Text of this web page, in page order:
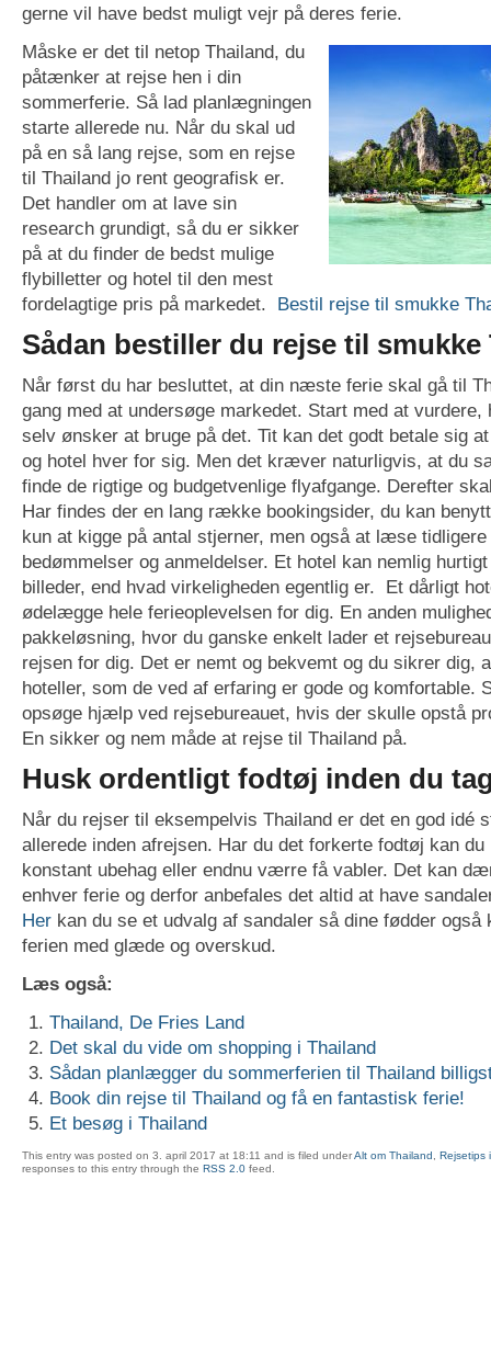
gerne vil have bedst muligt vejr på deres ferie.
Måske er det til netop Thailand, du
påtænker at rejse hen i din
sommerferie. Så lad planlægningen
starte allerede nu. Når du skal ud
på en så lang rejse, som en rejse
til Thailand jo rent geografisk er.
Det handler om at lave sin
research grundigt, så du er sikker
på at du finder de bedst mulige
flybilletter og hotel til den mest
fordelagtige pris på markedet. Bestil rejse til smukke
Sådan bestiller du rejse til smukke
Når først du har besluttet, at din næste ferie skal gå til
gang med at undersøge markedet. Start med at vurdere,
selv ønsker at bruge på det. Tit kan det godt betale sig
og hotel hver for sig. Men det kræver naturligvis, at du
finde de rigtige og budgetvenlige flyafgange. Derefter
Har findes der en lang række bookingsider, du kan
kun at kigge på antal stjerner, men også at læse
bedømmelser og anmeldelser. Et hotel kan nemlig
billeder, end hvad virkeligheden egentlig er. Et dårligt
ødelægge hele ferieoplevelsen for dig. En anden
pakkeløsning, hvor du ganske enkelt lader et
rejsen for dig. Det er nemt og bekvemt og du sikrer dig,
hoteller, som de ved af erfaring er gode og komfortable.
opsøge hjælp ved rejsebureauet, hvis der skulle opstå
En sikker og nem måde at rejse til Thailand på.
Husk ordentligt fodtøj inden du
Når du rejser til eksempelvis Thailand er det en god idé
allerede inden afrejsen. Har du det forkerte fodtøj kan
konstant ubehag eller endnu værre få vabler. Det kan
enhver ferie og derfor anbefales det altid at have
Herkan du se et udvalg af sandaler så dine fødder også
ferien med glæde og overskud.
Læs også:
Thailand, De Fries Land
Det skal du vide om shopping i Thailand
Sådan planlægger du sommerferien til Thailand
Book din rejse til Thailand og få en fantastisk ferie!
Et besøg i Thailand
This entry was posted on 3. april 2017 at 18:11 and is filed underAlt om Thailand
Rejsetips
responses to this entry through the RSS 2.0feed.